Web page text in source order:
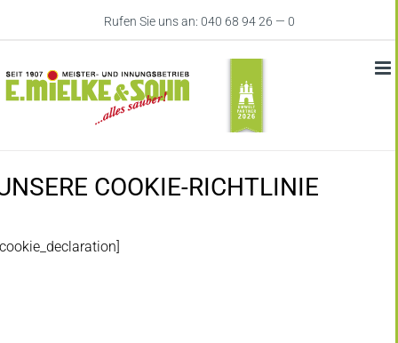
Rufen Sie uns an: 040 68 94 26 — 0
COOKIE-RICHTLINIE